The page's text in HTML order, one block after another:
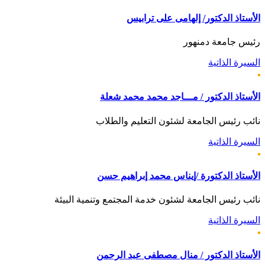
الأستاذ الدكتور/ إلهامى على ترابيس
رئيس جامعة دمنهور
السيرة الذاتية
الأستاذ الدكتور / مـــاجد محمد محمد شعلة
نائب رئيس الجامعة لشئون التعليم والطلاب
السيرة الذاتية
الأستاذ الدكتورة /إيناس محمد إبراهيم حسن
نائب رئيس الجامعة لشئون خدمة المجتمع وتنمية البيئة
السيرة الذاتية
الأستاذ الدكتور / منال مصطفى عبد الرحمن